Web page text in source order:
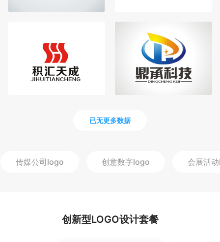
已无更多数据
传媒公司logo 创意数字logo 会展活动
创新型LOGO设计套餐